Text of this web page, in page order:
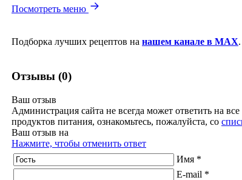
Посмотреть меню
Подборка лучших рецептов на нашем канале в MAX
Отзывы (0)
Ваш отзыв
Администрация сайта не всегда может ответить на
продуктов питания, ознакомьтесь, пожалуйста, со
Ваш отзыв на
Нажмите, чтобы отменить ответ
Имя *
E-mail *